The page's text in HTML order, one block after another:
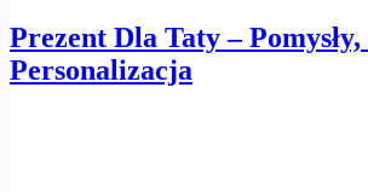
Prezent Dla Taty –
Personalizacja